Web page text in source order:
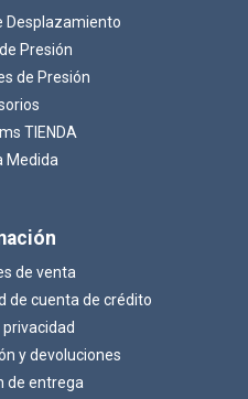
Desplazamiento
Presión
de Presión
TIENDA
Medida
de venta
de cuenta de crédito
y devoluciones
de entrega